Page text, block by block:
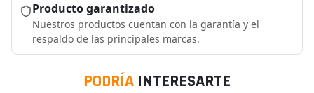
Producto garantizado
Nuestros productos cuentan con la garantía y el
respaldo de las principales marcas.
PODRÍA INTERESARTE